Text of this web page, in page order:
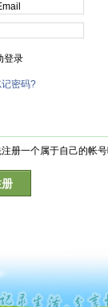
登录
密码?
册一个属于自己的帐号